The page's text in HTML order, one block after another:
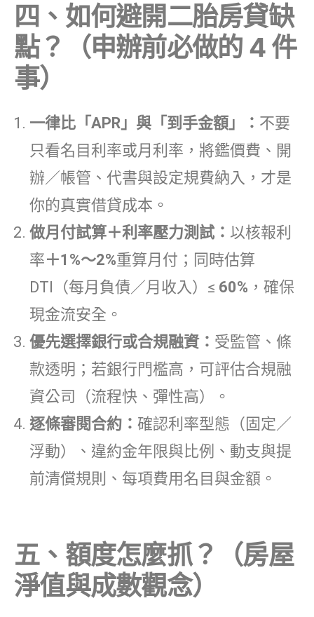
四、如何避開二胎房貸缺
點？（申辦前必做的 4 件
事）
一律比「APR」與「到手金額」： 不要
只看名目利率或月利率，將鑑價費、開
辦／帳管、代書與設定規費納入，才是
你的真實借貸成本。
做月付試算＋利率壓力測試： 以核報利
率＋1%～2%重算月付；同時估算
DTI（每月負債／月收入）≤ 60% ，確保
現金流安全。
優先選擇銀行或合規融資： 受監管、條
款透明；若銀行門檻高，可評估合規融
資公司（流程快、彈性高）。
逐條審閱合約： 確認利率型態（固定／
浮動）、違約金年限與比例、動支與提
前清償規則、每項費用名目與金額。
五、額度怎麼抓？（房屋
淨值與成數觀念）